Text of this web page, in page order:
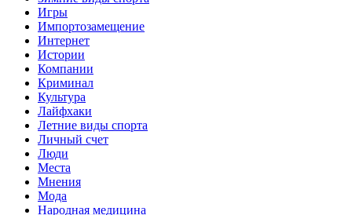
Игры
Импортозамещение
Интернет
Истории
Компании
Криминал
Культура
Лайфхаки
Летние виды спорта
Личный счет
Люди
Места
Мнения
Мода
Народная медицина